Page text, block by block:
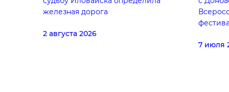
железная дорога
2 августа 2026
7 июля